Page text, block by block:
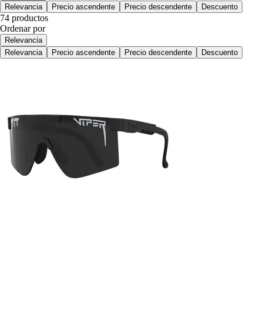
Relevancia
Precio ascendente Precio descendente Descuento
74 productos
Ordenar por
Relevancia
Relevancia
Precio ascendente Precio descendente Descuento